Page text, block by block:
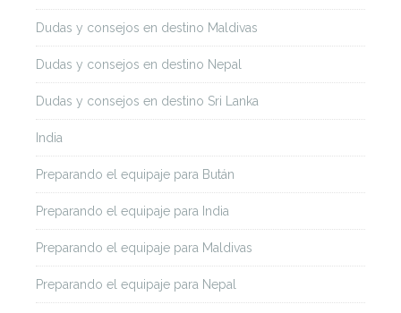
Dudas y consejos en destino Maldivas
Dudas y consejos en destino Nepal
Dudas y consejos en destino Sri Lanka
India
Preparando el equipaje para Bután
Preparando el equipaje para India
Preparando el equipaje para Maldivas
Preparando el equipaje para Nepal